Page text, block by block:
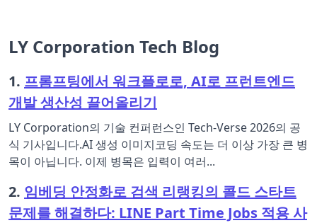
LY Corporation Tech Blog
1. 프롬프팅에서 워크플로로, AI로 프런트엔드
개발 생산성 끌어올리기
LY Corporation의 기술 컨퍼런스인 Tech-Verse 2026의 공
식 기사입니다.AI 생성 이미지코딩 속도는 더 이상 가장 큰 병
목이 아닙니다. 이제 병목은 입력이 여러...
2. 임베딩 안정화로 검색 리랭킹의 콜드 스타트
문제를 해결하다: LINE Part Time Jobs 적용 사